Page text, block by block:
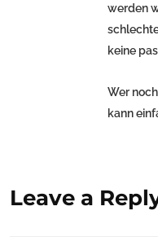
werden
keine
Wer
kann
Leave a